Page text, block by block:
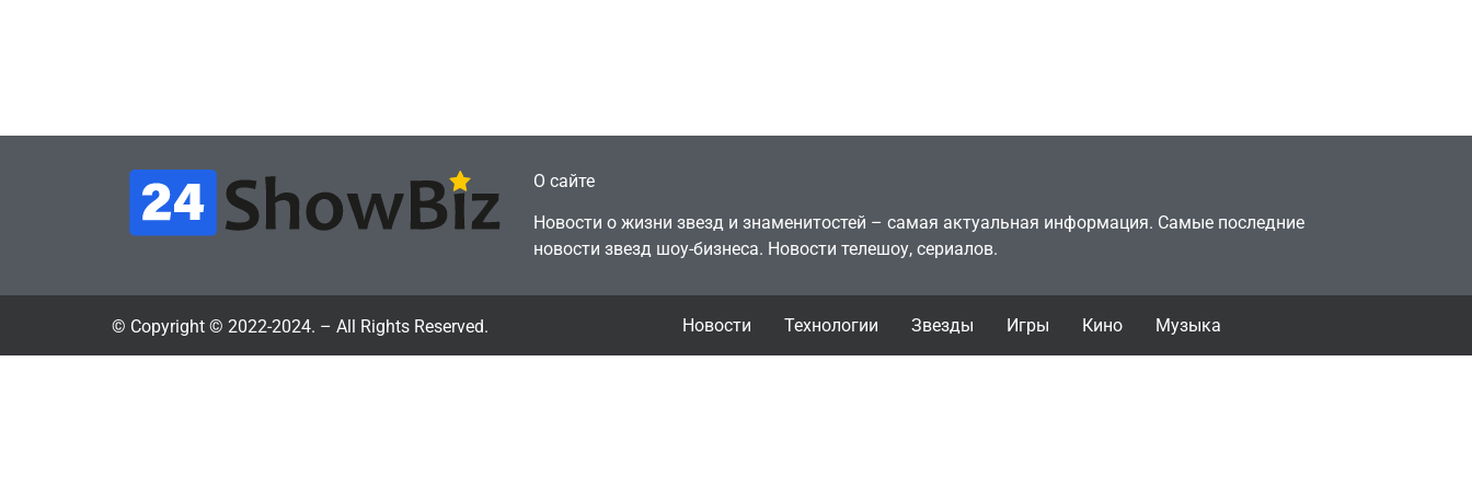
О сайте
Новости о жизни звезд и знаменитостей – самая актуальная информация. Самые последние
новости звезд шоу-бизнеса. Новости телешоу, сериалов.
© Copyright © 2022-2024. – All Rights Reserved. Новости Технологии Звезды Игры Кино Музыка